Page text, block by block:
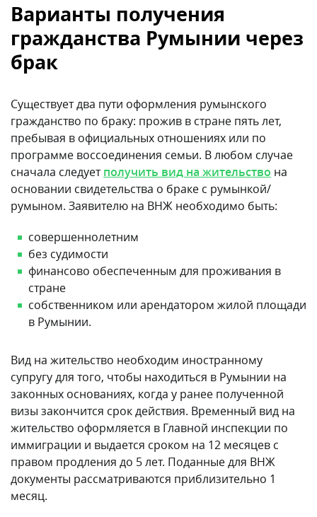
Варианты получения
гражданства Румынии через
брак
Существует два пути оформления румынского
гражданство по браку: прожив в стране пять лет,
пребывая в официальных отношениях или по
программе воссоединения семьи. В любом случае
сначала следуетполучить вид на жительство на
основании свидетельства о браке с румынкой/
румыном. Заявителю на ВНЖ необходимо быть:
совершеннолетним
без судимости
финансово обеспеченным для проживания в
стране
собственником или арендатором жилой площади
в Румынии.
Вид на жительство необходим иностранному
супругу для того, чтобы находиться в Румынии на
законных основаниях, когда у ранее полученной
визы закончится срок действия. Временный вид на
жительство оформляется в Главной инспекции по
иммиграции и выдается сроком на 12 месяцев с
правом продления до 5 лет. Поданные для ВНЖ
документы рассматриваются приблизительно 1
месяц.